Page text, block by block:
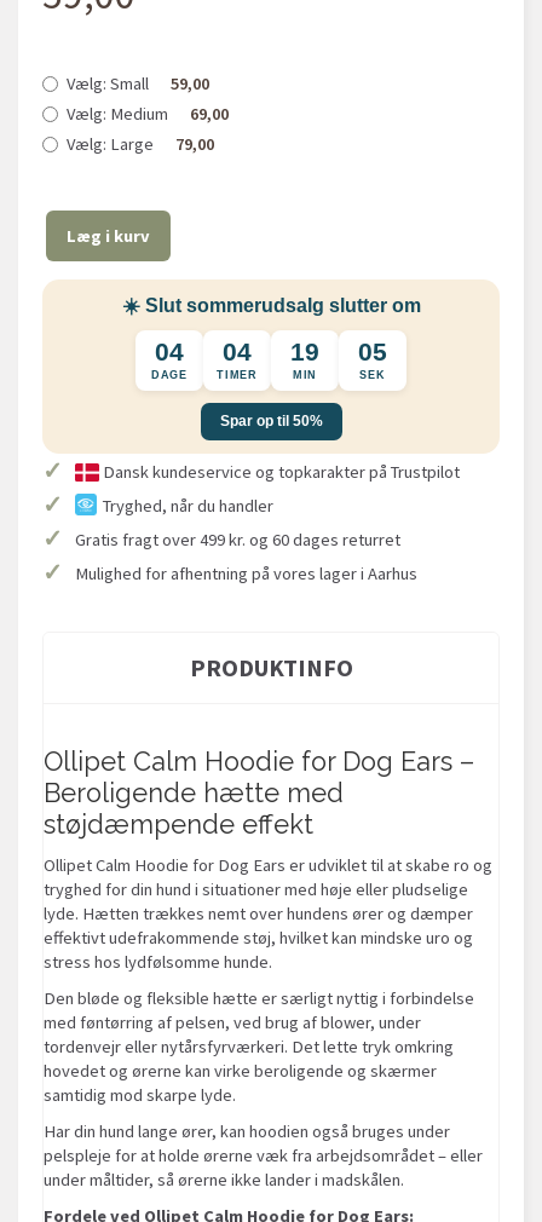
Vælg: Small
59,00
Vælg: Medium
69,00
Vælg: Large 79,00
Læg i kurv
☀️ Slut sommerudsalg slutter om
04
DAGE
04
TIMER
19
MIN
04
SEK
Spar op til 50%
✓ Dansk kundeservice og topkarakter på Trustpilot
✓ Tryghed, når du handler
✓ Gratis fragt over 499 kr. og 60 dages returret
✓ Mulighed for afhentning på vores lager i Aarhus
PRODUKTINFO
Ollipet Calm Hoodie for Dog Ears –
Beroligende hætte med
støjdæmpende effekt
Ollipet Calm Hoodie for Dog Ears er udviklet til at skabe ro og
tryghed for din hund i situationer med høje eller pludselige
lyde. Hætten trækkes nemt over hundens ører og dæmper
effektivt udefrakommende støj, hvilket kan mindske uro og
stress hos lydfølsomme hunde.
Den bløde og fleksible hætte er særligt nyttig i forbindelse
med føntørring af pelsen, ved brug af blower, under
tordenvejr eller nytårsfyrværkeri. Det lette tryk omkring
hovedet og ørerne kan virke beroligende og skærmer
samtidig mod skarpe lyde.
Har din hund lange ører, kan hoodien også bruges under
pelspleje for at holde ørerne væk fra arbejdsområdet – eller
under måltider, så ørerne ikke lander i madskålen.
Fordele ved Ollipet Calm Hoodie for Dog Ears: